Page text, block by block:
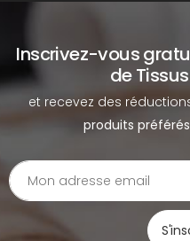
Inscrivez-vous
de
et recevez des
produits préférés